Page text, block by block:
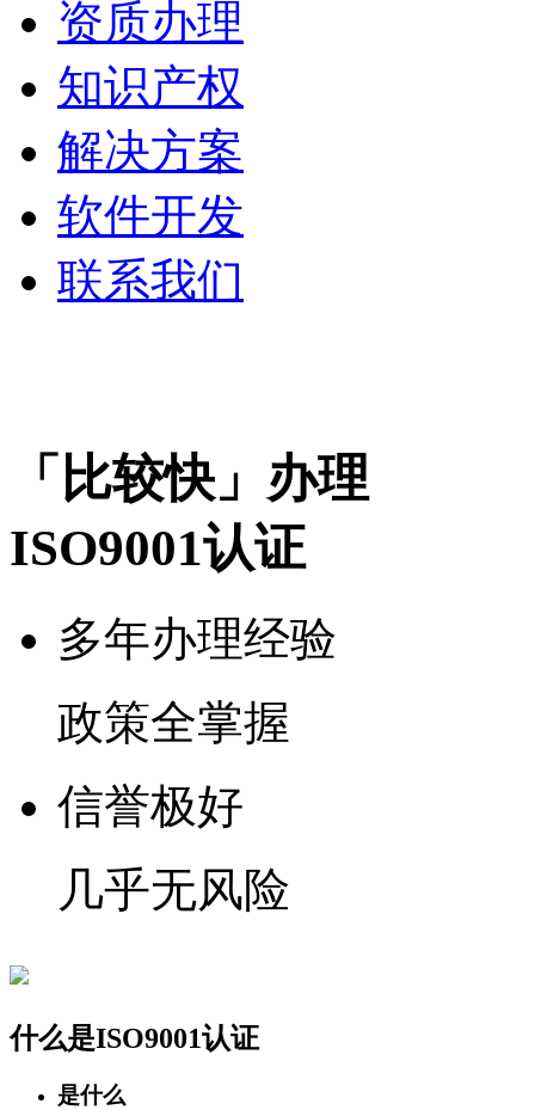
资质办理
知识产权
解决方案
软件开发
联系我们
「比较快」办理
ISO9001认证
多年办理经验
政策全掌握
信誉极好
几乎无风险
什么是ISO9001认证
是什么